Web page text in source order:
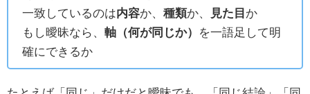
一致しているのは内容か、 種類か、 見た目 か
もし曖昧なら、 軸（何が同じか）
を一語足して明
確にできるか